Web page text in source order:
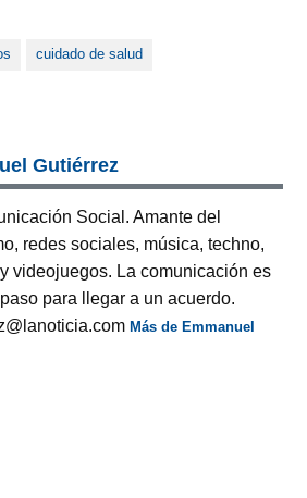
cuidado de salud
Gutiérrez
Social. Amante del
redes sociales, música, techno,
videojuegos. La comunicación es
para llegar a un acuerdo.
Más de Emmanuel